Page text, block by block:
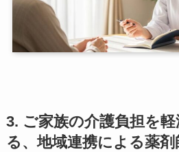
3. ご家族の介護負担を
る、地域連携による薬